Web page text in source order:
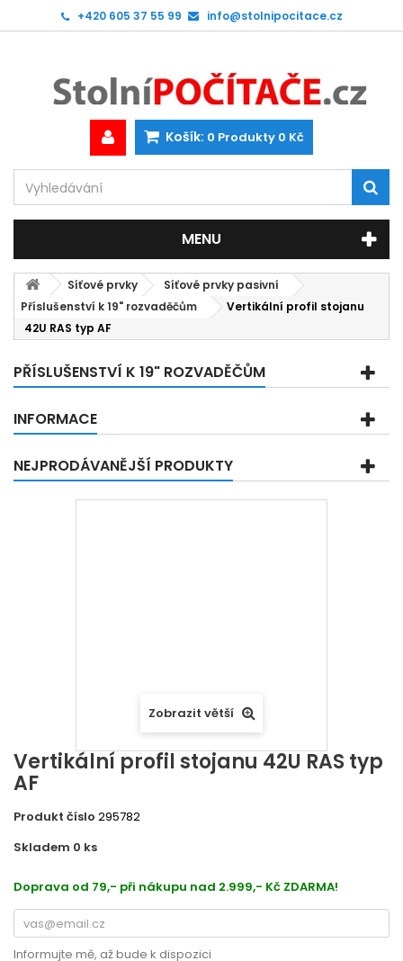
+420 605 37 55 99 info@stolnipocitace.cz
Košík: 0 Produkty 0 Kč
MENU
Síťové prvky
Síťové prvky pasivní
Příslušenství k 19" rozvaděčům
Vertikální profil stojanu
42U RAS typ AF
PŘÍSLUŠENSTVÍ K 19" ROZVADĚČŮM
INFORMACE
NEJPRODÁVANĚJŠÍ PRODUKTY
Zobrazit větší
Vertikální profil stojanu 42U RAS typ
AF
Produkt číslo 295782
Skladem 0 ks
Doprava od 79,- při nákupu nad 2.999,- Kč ZDARMA!
Informujte mě, až bude k dispozici